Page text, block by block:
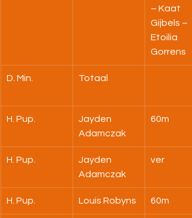
– Kaat
Gijbels –
Etoilia
Gorrens
D. Min. Totaal
H. Pup.
Jayden
Adamczak
60m
H. Pup.
Jayden
Adamczak
ver
H. Pup. Louis Robyns 60m